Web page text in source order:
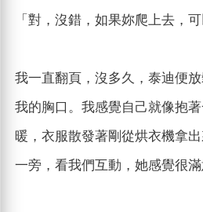
「對，沒錯，如果妳爬上去，
我一直翻頁，沒多久，泰迪便
我的胸口。我感覺自己就像抱
暖，衣服散發著剛從烘衣機拿
一旁，看我們互動，她感覺很滿